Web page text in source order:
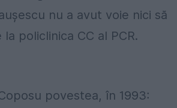
nu a avut voie nici să
policlinica CC al PCR.
povestea, în 1993: